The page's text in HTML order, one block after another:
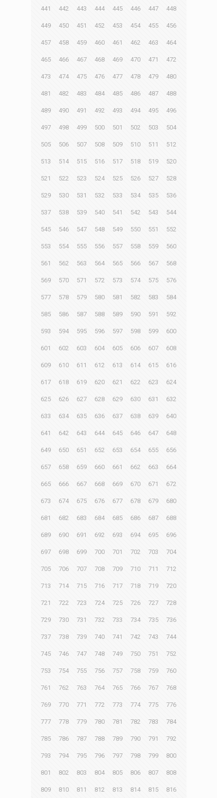
441 442 443 444 445 446 447 448
449 450 451 452 453 454 455 456
457 458 459 460 461 462 463 464
465 466 467 468 469 470 471 472
473 474 475 476 477 478 479 480
481 482 483 484 485 486 487 488
489 490 491 492 493 494 495 496
497 498 499 500 501 502 503 504
505 506 507 508 509 510 511 512
513 514 515 516 517 518 519 520
521 522 523 524 525 526 527 528
529 530 531 532 533 534 535 536
537 538 539 540 541 542 543 544
545 546 547 548 549 550 551 552
553 554 555 556 557 558 559 560
561 562 563 564 565 566 567 568
569 570 571 572 573 574 575 576
577 578 579 580 581 582 583 584
585 586 587 588 589 590 591 592
593 594 595 596 597 598 599 600
601 602 603 604 605 606 607 608
609 610 611 612 613 614 615 616
617 618 619 620 621 622 623 624
625 626 627 628 629 630 631 632
633 634 635 636 637 638 639 640
641 642 643 644 645 646 647 648
649 650 651 652 653 654 655 656
657 658 659 660 661 662 663 664
665 666 667 668 669 670 671 672
673 674 675 676 677 678 679 680
681 682 683 684 685 686 687 688
689 690 691 692 693 694 695 696
697 698 699 700 701 702 703 704
705 706 707 708 709 710 711 712
713 714 715 716 717 718 719 720
721 722 723 724 725 726 727 728
729 730 731 732 733 734 735 736
737 738 739 740 741 742 743 744
745 746 747 748 749 750 751 752
753 754 755 756 757 758 759 760
761 762 763 764 765 766 767 768
769 770 771 772 773 774 775 776
777 778 779 780 781 782 783 784
785 786 787 788 789 790 791 792
793 794 795 796 797 798 799 800
801 802 803 804 805 806 807 808
809 810 811 812 813 814 815 816